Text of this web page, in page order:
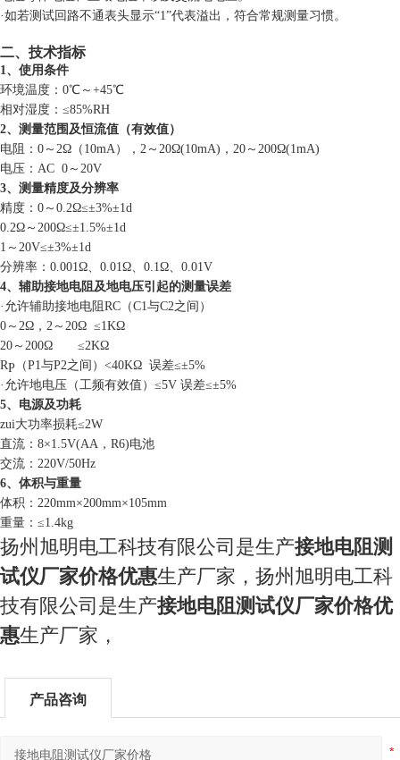
·如若测试回路不通表头显示“1”代表溢出，符合常规测量习惯。
二、技术指标
1、使用条件
环境温度：0℃～+45℃
相对湿度：≤85%RH
2、测量范围及恒流值（有效值）
电阻：0～2Ω（10mA），2～ 20Ω(10mA) ，20～200Ω(1mA)
电压：AC 0～20V
3、测量精度及分辨率
精度：0～ 0.2Ω≤±3%±1d
0.2Ω～ 200Ω≤±1.5%±1d
1 ～ 20V≤±3%±1d
分辨率： 0.001Ω、 0.01Ω、 0.1Ω、 0.01V
4、辅助接地电阻及地电压引起的测量误差
·允许辅助接地电阻RC（C1与C2之间）
0～2Ω，2～ 20Ω ≤1KΩ
20～200Ω ≤2KΩ
RP （P1与P2之间） <40KΩ 误差≤±5%
·允许地电压（工频有效值）≤5V 误差≤±5%
5、电源及功耗
zui大功率损耗≤2W
直流：8×1.5V(AA，R6)电池
交流： 220V/50Hz
6、体积与重量
体积：220mm×200mm×105mm
重量：≤1.4kg
扬州旭明电工科技有限公司是生产接地电阻测
试仪厂家价格优惠生产厂家， 扬州旭明电工科
技有限公司是生产接地电阻测试仪厂家价格优
惠生产厂家，
产品咨询